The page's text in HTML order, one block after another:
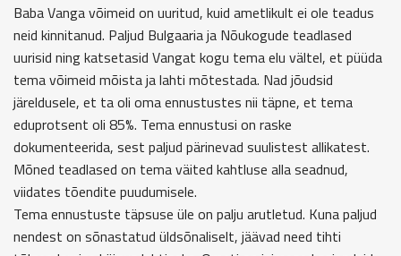
Baba Vanga võimeid on uuritud, kuid ametlikult ei ole teadus
neid kinnitanud. Paljud Bulgaaria ja Nõukogude teadlased
uurisid ning katsetasid Vangat kogu tema elu vältel, et püüda
tema võimeid mõista ja lahti mõtestada. Nad jõudsid
järeldusele, et ta oli oma ennustustes nii täpne, et tema
eduprotsent oli 85%. Tema ennustusi on raske
dokumenteerida, sest paljud pärinevad suulistest allikatest.
Mõned teadlased on tema väited kahtluse alla seadnud,
viidates tõendite puudumisele.
Tema ennustuste täpsuse üle on palju arutletud. Kuna paljud
nendest on sõnastatud üldsõnaliselt, jäävad need tihti